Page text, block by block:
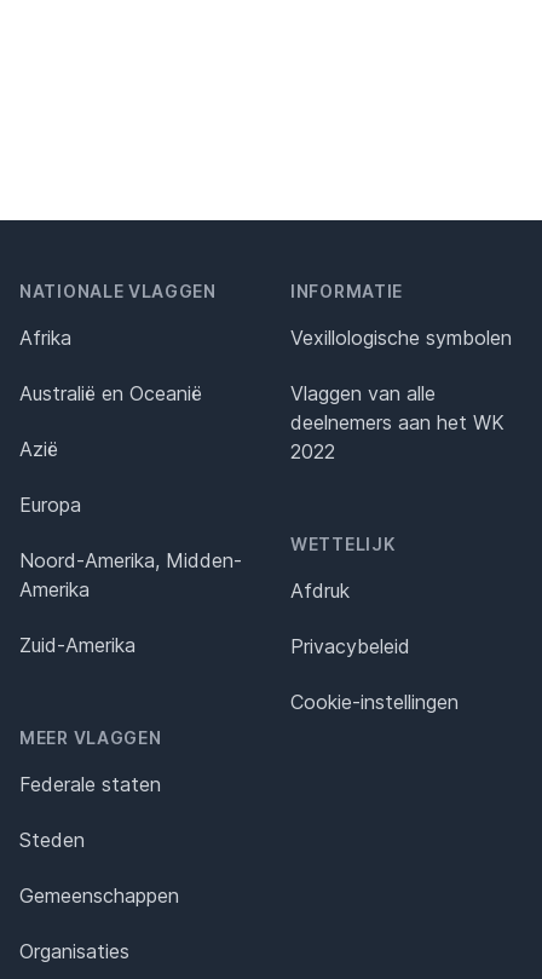
NATIONALE VLAGGEN
Afrika
Australië en Oceanië
Azië
Europa
Noord-Amerika, Midden-
Amerika
Zuid-Amerika
MEER VLAGGEN
Federale staten
Steden
Gemeenschappen
Organisaties
INFORMATIE
Vexillologische symbolen
Vlaggen van alle
deelnemers aan het WK
2022
WETTELIJK
Afdruk
Privacybeleid
Cookie-instellingen